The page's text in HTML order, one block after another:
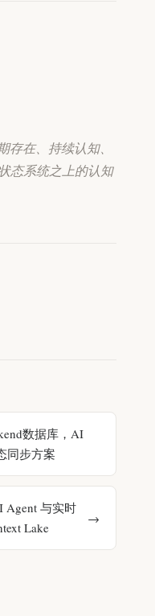
存在、持续认知、
态系统之上的认知
数据库，AI
同步方案
Agent 与实时
Lake